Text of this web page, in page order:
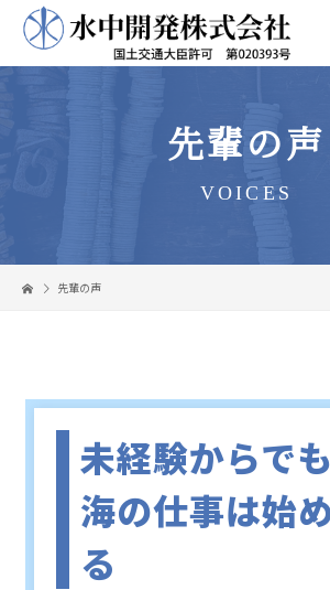
先輩の声
VOICES
先輩の声
未経験からでも
海の仕事は始
る